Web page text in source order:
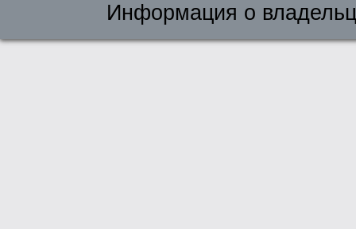
Информация о